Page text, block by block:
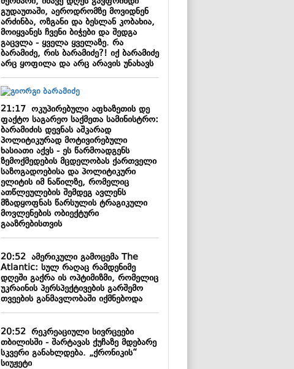
გუდაუთაში, აეროდრომზე მოვიდნენ
არძინბა, ოზგანი და ბესლან კობახია,
მოიყვანეს ჩვენი ბიჭები და შედგა
გაცვლა - ყველა ყველაზე. რა
ბარამიძე, რის ბარამიძე?! იქ ბარამიძე
არც ყოფილა და არც არავის უნახავს
21:17ოკუპირებული აფხაზეთის დე
ფაქტო საგარეო საქმეთა სამინისტრო:
ბარამიძის დევნას აშკარად
პოლიტიკურად მოტივირებული
ხასიათი აქვს - ეს წარმოადგენს
ზემოქმედების მცდელობას ქართველი
საზოგადოებისა და პოლიტიკური
ელიტის იმ ნაწილზე, რომელიც
ათწლეულების შემდეგ ავლენს
მზადყოფნას წარსულის ტრაგიკული
მოვლენების ობიექტური
გააზრებისთვის
20:52ამერიკული გამოცემა The
Atlantic: სულ რაღაც რამდენიმე
დღეში გაქრა ის ოპტიმიზმი, რომელიც
უკრაინის პერსპექტივების გარშემო
თვეების განმავლობაში იქმნებოდა
20:52რეკრეაციული სივრცეები
თბილისში - შარტავას ქუჩაზე მდებარე
სკვერი განახლდება. „ქრონიკის“
სიუჟეტი